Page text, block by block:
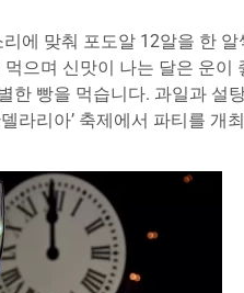
에 맞춰 포도알 12알을 한
으며 신맛이 나는 달은 운
한 빵을 먹습니다. 과일과
라리아’ 축제에서 파티를 개